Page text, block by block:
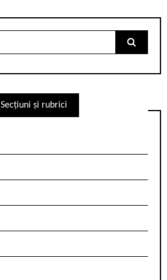
Secțiuni și rubrici